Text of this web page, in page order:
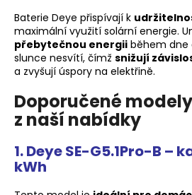
Baterie Deye přispívají k
maximální využití solární energie.
přebytečnou energii během dne
slunce nesvítí, čímž snižují
a zvyšují úspory na elektřině.
Doporučené
z naší nabídky
1.Deye SE-G5.1Pro-B –
kWh
Kč